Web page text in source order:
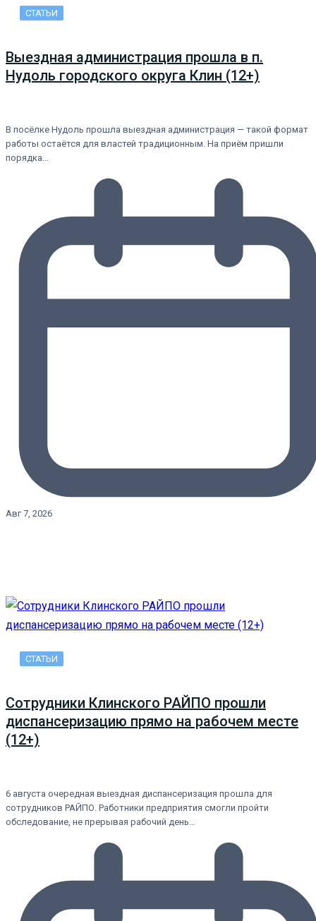
СТАТЬИ
Выездная администрация прошла в п.
Нудоль городского округа Клин (12+)
В посёлке Нудоль прошла выездная администрация — такой формат
работы остаётся для властей традиционным. На приём пришли
порядка…
Авг 7, 2026
СТАТЬИ
Сотрудники Клинского РАЙПО прошли
диспансеризацию прямо на рабочем месте
(12+)
6 августа очередная выездная диспансеризация прошла для
сотрудников РАЙПО. Работники предприятия смогли пройти
обследование, не прерывая рабочий день…